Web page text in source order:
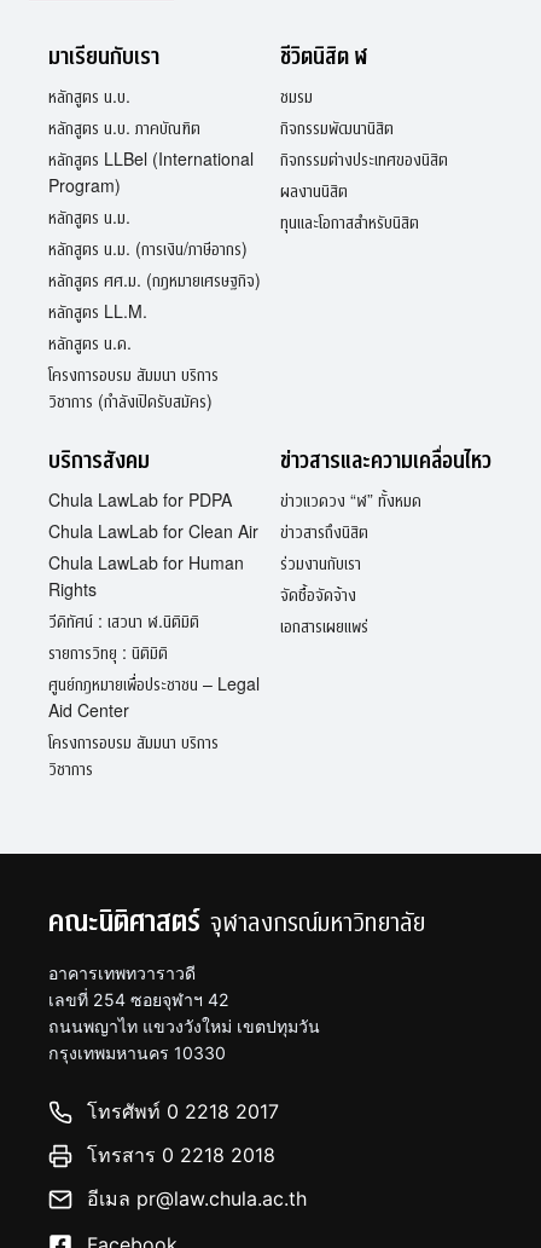
มาเรียนกับเรา
หลักสูตร น.บ.
หลักสูตร น.บ. ภาคบัณฑิต
หลักสูตร LLBel (International
Program)
หลักสูตร น.ม.
หลักสูตร น.ม. (การเงิน/ภาษีอากร)
หลักสูตร ศศ.ม. (กฎหมายเศรษฐกิจ)
หลักสูตร LL.M.
หลักสูตร น.ด.
โครงการอบรม สัมมนา บริการ
วิชาการ (กำลังเปิดรับสมัคร)
ชีวิตนิสิต ฬ
ชมรม
กิจกรรมพัฒนานิสิต
กิจกรรมต่างประเทศของนิสิต
ผลงานนิสิต
ทุนและโอกาสสำหรับนิสิต
บริการสังคม
Chula LawLab for PDPA
Chula LawLab for Clean Air
Chula LawLab for Human
Rights
วีดิทัศน์ : เสวนา ฬ.นิติมิติ
รายการวิทยุ : นิติมิติ
ศูนย์กฎหมายเพื่อประชาชน – Legal
Aid Center
โครงการอบรม สัมมนา บริการ
วิชาการ
ข่าวสารและความเคลื่อนไหว
ข่าวแวดวง “ฬ” ทั้งหมด
ข่าวสารถึงนิสิต
ร่วมงานกับเรา
จัดซื้อจัดจ้าง
เอกสารเผยแพร่
คณะนิติศาสตร์ จุฬาลงกรณ์มหาวิทยาลัย
อาคารเทพทวาราวดี
เลขที่ 254 ซอยจุฬาฯ 42
ถนนพญาไท แขวงวังใหม่ เขตปทุมวัน
กรุงเทพมหานคร 10330
โทรศัพท์ 0 2218 2017
โทรสาร 0 2218 2018
อีเมล pr@law.chula.ac.th